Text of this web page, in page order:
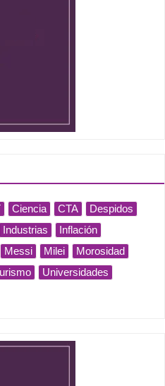
Ciencia CTA
Despidos
Industrias
Inflación
Messi Milei
Morosidad
Universidades